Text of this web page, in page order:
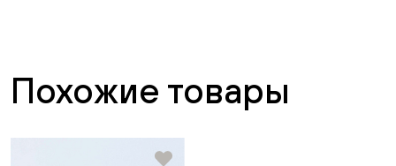
Похожие товары